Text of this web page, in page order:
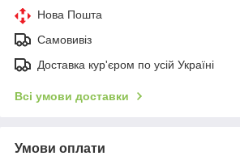
Нова Пошта
Самовивіз
Доставка кур'єром по усій Україні
Всі умови доставки
Умови оплати